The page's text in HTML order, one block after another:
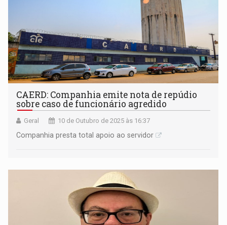
CAERD: Companhia emite nota de repúdio
sobre caso de funcionário agredido
Geral 10 de Outubro de 2025 às 16:37
Companhia presta total apoio ao servidor